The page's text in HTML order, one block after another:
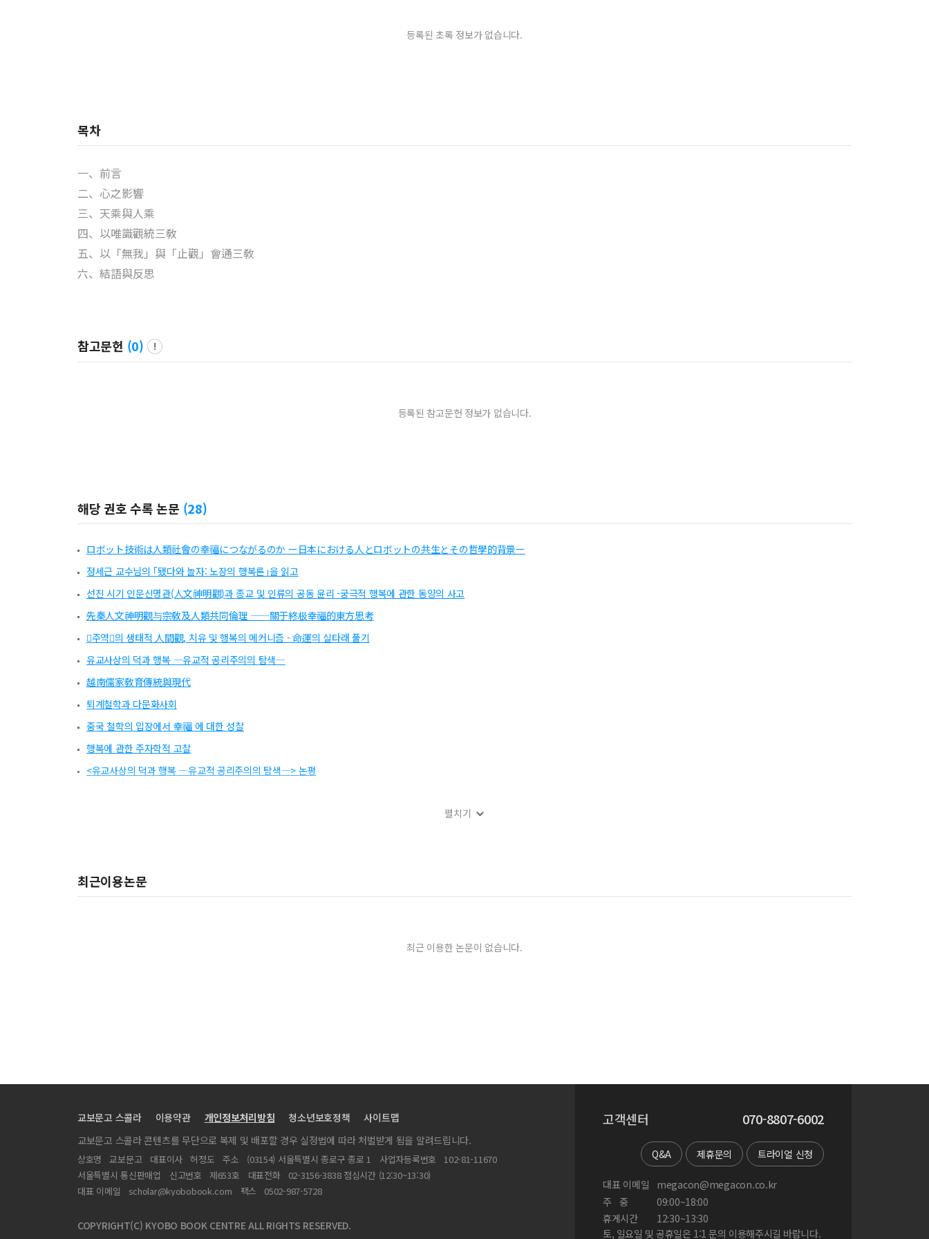
등록된 초록 정보가 없습니다.
목차
一、前言
二、心之影響
三、天乘與人乘
四、以唯識觀統三敎
五、以「無我」與「止觀」會通三敎
六、結語與反思
참고문헌 (0)
등록된 참고문헌 정보가 없습니다.
해당 권호 수록 논문 (28)
ロボット技術は人類社會の幸福につながるのか ー日本における人とロボットの共生とその哲學的背景ー
정세근 교수님의 ｢됐다와 놀자: 노장의 행복론｣을 읽고
선진 시기 인문신명관(人文神明觀)과 종교 및 인류의 공동 윤리 -궁극적 행복에 관한 동양의 사고
先秦人文神明觀与宗敎及人類共同倫理 ——關于終极幸福的東方思考
주역의 생태적 人間觀, 치유 및 행복의 메커니즘 - 命運의 실타래 풀기
유교사상의 덕과 행복 ―유교적 공리주의의 탐색―
越南儒家敎育傳統與現代
퇴계철학과 다문화사회
중국 철학의 입장에서 幸福 에 대한 성찰
행복에 관한 주자학적 고찰
<유교사상의 덕과 행복 ―유교적 공리주의의 탐색―> 논평
｢孟子에 있어서 행복의 문제｣를 읽고
됐다와 놀자: 노장의 행복론
從中國哲學的立場省察“幸福”
펼치기
최근이용논문
최근 이용한 논문이 없습니다.
교보문고 스콜라 이용약관 개인정보처리방침 청소년보호정책
사이트맵
교보문고 스콜라 콘텐츠를 무단으로 복제 및 배포할 경우 실정법에 따라 처벌받게 됨을 알려드립니다.
상호명 교보문고 대표이사 허정도 주소 (03154) 서울특별시 종로구 종로 1 사업자등록번호
102-81-11670
서울특별시 통신판매업
신고번호 제653호 대표전화
02-3156-3838 점심시간 (12:30~13:30)
대표 이메일
scholar@kyobobook.com 팩스 0502-987-5728
COPYRIGHT(C) KYOBO BOOK CENTRE ALL RIGHTS RESERVED.
고객센터 070-8807-6002
Q&A 제휴문의 트라이얼 신청
대표 이메일
megacon@megacon.co.kr
주
중
09:00~18:00
휴게시간
12:30~13:30
토, 일요일 및 공휴일은 1:1 문의 이용해주시길 바랍니다.